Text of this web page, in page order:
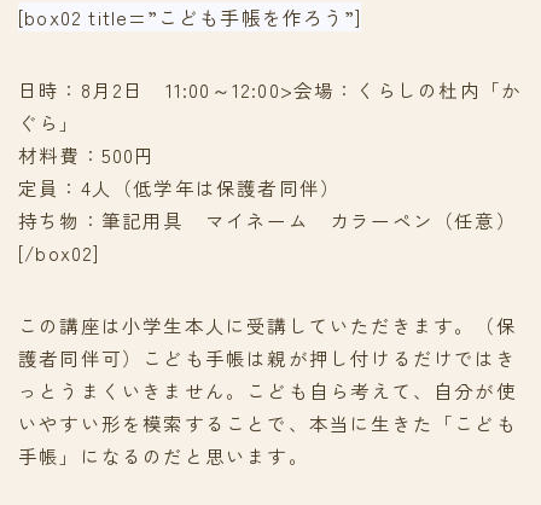
[box02 title=”こども手帳を作ろう”]
日時：8月2日 11:00～12:00>会場：くらしの杜内「か
ぐら」
材料費：500円
定員：4人（低学年は保護者同伴）
持ち物：筆記用具 マイネーム カラーペン（任意）
[/box02]
この講座は小学生本人に受講していただきます。（保
護者同伴可）こども手帳は親が押し付けるだけではき
っとうまくいきません。こども自ら考えて、自分が使
いやすい形を模索することで、本当に生きた「こども
手帳」になるのだと思います。